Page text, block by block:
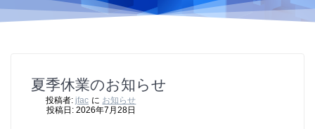
夏季休業のお知らせ
投稿者: jfac に お知らせ
投稿日: 2026年7月28日